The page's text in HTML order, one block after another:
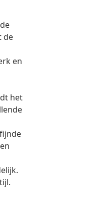
de
en
het